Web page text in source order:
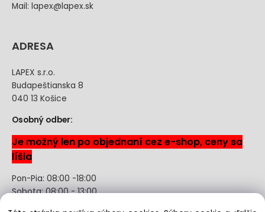
Mail: lapex@lapex.sk
ADRESA
LAPEX s.r.o.
Budapeštianska 8
040 13 Košice
Osobný odber:
Je možný len po objednaní cez e-shop, ceny sa
líšia
Pon-Pia: 08:00 -18:00
Sobota: 08:00 - 13:00